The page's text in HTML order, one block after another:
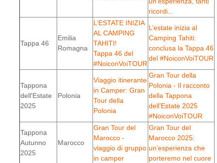
ricordi...
Tappa 46
Emilia
Romagna
L’ESTATE INIZIA
AL CAMPING
TAHITI!
Tappa 46 del
#NoiconVoiTOUR
L’estate inizia al
Camping Tahiti:
conclusa la Tappa 46
del #NoiconVoiTOUR
Tappona
dell'Estate
2025
Polonia
Viaggio itinerante
in Camper: Gran
Tour della
Polonia
Gran Tour della
Polonia - Il racconto
della Tappona
dell’Estate 2025
#NoiconVoiTOUR
Tappona
Autunno
2025
Marocco
Gran Tour del
Marocco -
viaggio di gruppo
in camper
Gran Tour del
Marocco 2025:
un’esperienza che
porteremo nel cuore